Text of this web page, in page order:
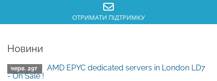
ОТРИМАТИ ПІДТРИМКУ
Новини
черв. 29т
AMD EPYC dedicated servers in London LD7
- On Sale !